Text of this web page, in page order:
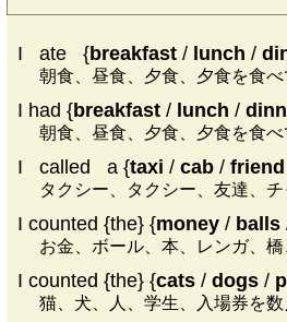
I ate {breakfast / lunch /
朝食、昼食、夕食、夕食を食べ
I had {breakfast / lunch /
朝食、昼食、夕食、夕食を食べ
I called a {taxi / cab / friend
タクシー、タクシー、友達、
I counted {the} {money / balls
お金、ボール、本、レンガ、橋
I counted {the} {cats / dogs /
猫、犬、人、学生、入場券を数